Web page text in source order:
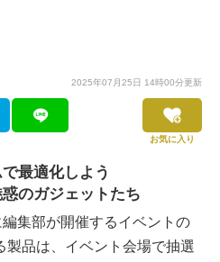
2025年07月25日 14時00分更新
お気に入り
最適化しよう
惑のガジェットたち
集部が開催するイベントの
製品は、イベント会場で抽選